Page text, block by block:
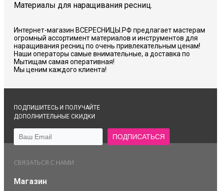
Материалы для наращивания ресниц.
Интернет-магазин ВСЕРЕСНИЦЫ.РФ предлагает мастерам
огромный ассортимент материалов и инструментов для
наращивания ресниц по очень привлекательным ценам!
Наши операторы самые внимательные, а доставка по
Мытищам самая оперативная!
Мы ценим каждого клиента!
ПОДПИШИТЕСЬ И ПОЛУЧАЙТЕ
ДОПОЛНИТЕЛЬНЫЕ СКИДКИ
СВЯЗАТЬСЯ С НАМИ
Магазин